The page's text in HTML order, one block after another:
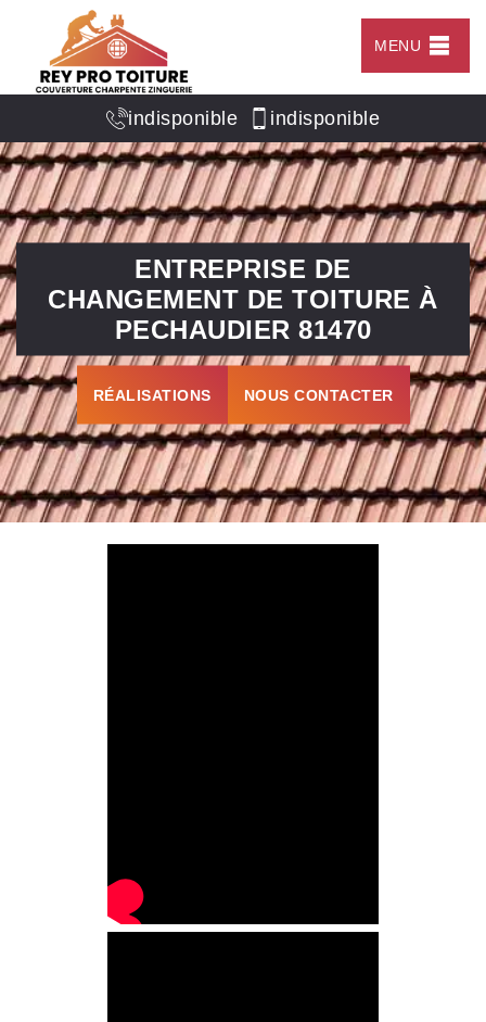
MENU
indisponible indisponible
ENTREPRISE DE
CHANGEMENT DE TOITURE À
PECHAUDIER 81470
RÉALISATIONS NOUS CONTACTER